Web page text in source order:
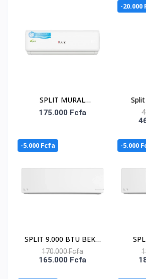
Silencieux
SPLIT MURAL
INVERTER 1.5 CV ILUX
175.000 Fcfa
-20.000
ATL-
-5.000 Fcfa
SPLIT 9.000 BTU BEKO
/ R-410 / 220-240V /
FACADE BLANCHE
170.000 Fcfa
165.000 Fcfa
-5.000